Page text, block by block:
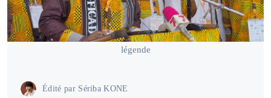
légende
Édité par Sériba KONE